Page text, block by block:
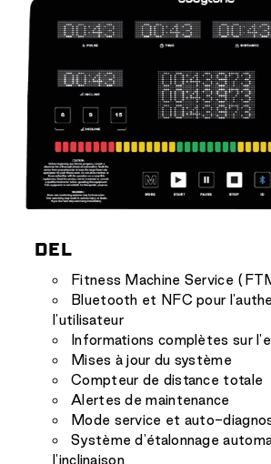
DEL
Fitness Machine Service
Bluetooth et NFC pour
l'utilisateur
Informations complètes sur
Mises à jour du système
Compteur de distance totale
Alertes de maintenance
Mode service et auto-
Système d'étalonnage
l'inclinaison